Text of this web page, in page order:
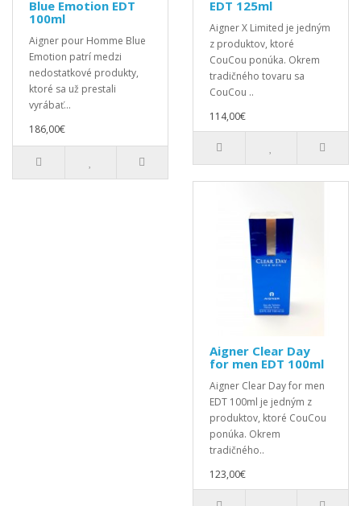
Blue Emotion EDT
100ml
Aigner pour Homme Blue
Emotion patrí medzi
nedostatkové produkty,
ktoré sa už prestali
vyrábať...
186,00€
EDT 125ml
Aigner X Limited je jedným
z produktov, ktoré
CouCou ponúka. Okrem
tradičného tovaru sa
CouCou ..
114,00€
Aigner Clear Day
for men EDT 100ml
Aigner Clear Day for men
EDT 100ml je jedným z
produktov, ktoré CouCou
ponúka. Okrem
tradičného..
123,00€